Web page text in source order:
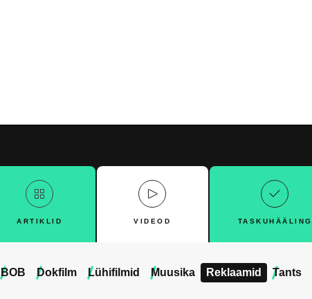
ARTIKLID VIDEOD TASKUHÄÄLING
BOB Dokfilm Lühifilmid Muusika Reklaamid Tants